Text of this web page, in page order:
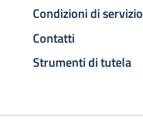
Condizioni di servizio
Contatti
Strumenti di tutela